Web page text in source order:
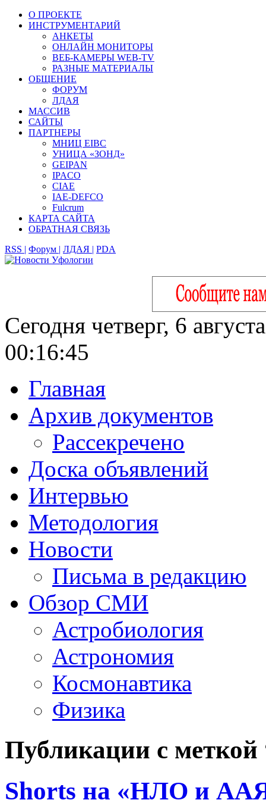
О ПРОЕКТЕ
ИНСТРУМЕНТАРИЙ
АНКЕТЫ
ОНЛАЙН МОНИТОРЫ
ВЕБ-КАМЕРЫ WEB-TV
РАЗНЫЕ МАТЕРИАЛЫ
ОБЩЕНИЕ
ФОРУМ
ЛДАЯ
МАССИВ
САЙТЫ
ПАРТНЕРЫ
МНИЦ EIBC
УНИЦА «ЗОНД»
GEIPAN
IPACO
CIAE
IAE-DEFCO
Fulcrum
КАРТА САЙТА
ОБРАТНАЯ СВЯЗЬ
RSS | Форум | ЛДАЯ | PDA
Сегодня четверг, 6
00:16:46
Главная
Архив документов
Рассекречено
Доска объявлений
Интервью
Методология
Новости
Письма в редакцию
Обзор СМИ
Астробиология
Астрономия
Космонавтика
Физика
Публикации с
Shorts на «НЛО и